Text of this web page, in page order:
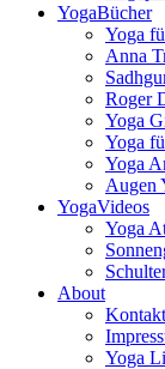
YogaBücher
Yoga
Anna
Roger
Yoga
Yoga
Yoga
Augen
YogaVideos
Yoga
About
Kontakt
Yoga